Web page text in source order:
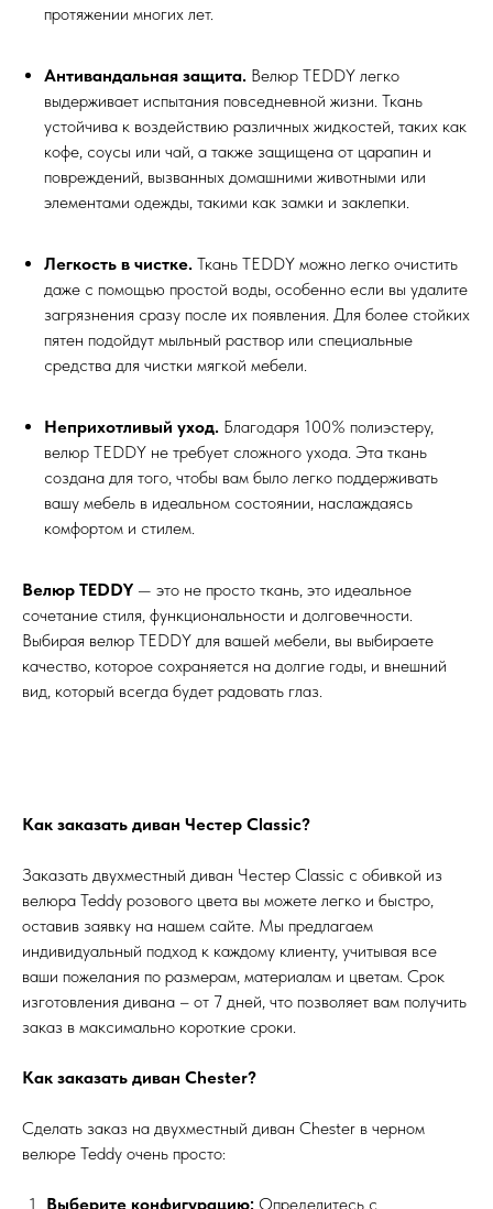
протяжении многих лет.
Антивандальная защита. Велюр TEDDY легко
выдерживает испытания повседневной жизни. Ткань
устойчива к воздействию различных жидкостей, таких как
кофе, соусы или чай, а также защищена от царапин и
повреждений, вызванных домашними животными или
элементами одежды, такими как замки и заклепки.
Легкость в чистке. Ткань TEDDY можно легко очистить
даже с помощью простой воды, особенно если вы удалите
загрязнения сразу после их появления. Для более стойких
пятен подойдут мыльный раствор или специальные
средства для чистки мягкой мебели.
Неприхотливый уход. Благодаря 100% полиэстеру,
велюр TEDDY не требует сложного ухода. Эта ткань
создана для того, чтобы вам было легко поддерживать
вашу мебель в идеальном состоянии, наслаждаясь
комфортом и стилем.
Велюр TEDDY — это не просто ткань, это идеальное
сочетание стиля, функциональности и долговечности.
Выбирая велюр TEDDY для вашей мебели, вы выбираете
качество, которое сохраняется на долгие годы, и внешний
вид, который всегда будет радовать глаз.
Как заказать диван Честер Classic?
Заказать двухместный диван Честер Classic с обивкой из
велюра Teddy розового цвета вы можете легко и быстро,
оставив заявку на нашем сайте. Мы предлагаем
индивидуальный подход к каждому клиенту, учитывая все
ваши пожелания по размерам, материалам и цветам. Срок
изготовления дивана – от 7 дней, что позволяет вам получить
заказ в максимально короткие сроки.
Как заказать диван Chester?
Сделать заказ на двухместный диван Chester в черном
велюре Teddy очень просто:
Выберите конфигурацию: Определитесь с